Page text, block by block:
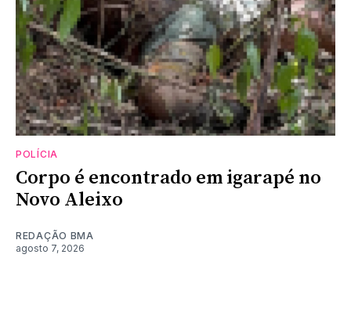
POLÍCIA
Corpo é encontrado em igarapé no
Novo Aleixo
REDAÇÃO BMA
agosto 7, 2026